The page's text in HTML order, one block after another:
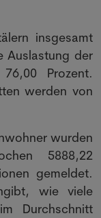
insgesamt
Auslastung der
Prozent.
werden von
wurden
5888,22
gemeldet.
wie viele
Durchschnitt